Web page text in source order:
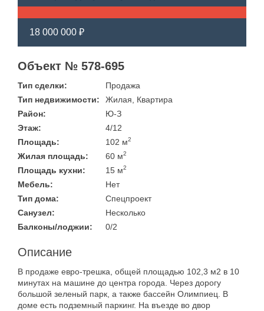
18 000 000 ₽
Объект № 578-695
Тип сделки:
Продажа
Тип недвижимости:
Жилая, Квартира
Район:
Ю-З
Этаж:
4/12
Площадь:
102 м2
Жилая площадь: 60 м2
Площадь кухни: 15 м2
Мебель:
Нет
Тип дома:
Спецпроект
Санузел:
Несколько
Балконы/лоджии:
0/2
Описание
В продаже евро-трешка, общей площадью 102,3 м2 в 10
минутах на машине до центра города. Через дорогу
большой зеленый парк, а также бассейн Олимпиец. В
доме есть подземный паркинг. На въезде во двор